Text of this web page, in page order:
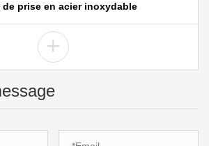
de prise en acier inoxydable
+